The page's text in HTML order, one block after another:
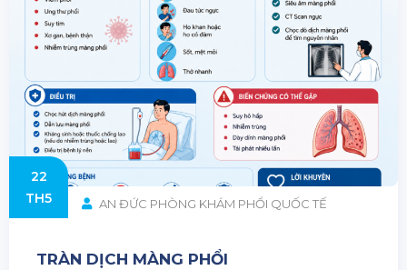
22
TH5
AN ĐỨC PHÒNG KHÁM PHỔI QUỐC TẾ
TRÀN DỊCH MÀNG PHỔI